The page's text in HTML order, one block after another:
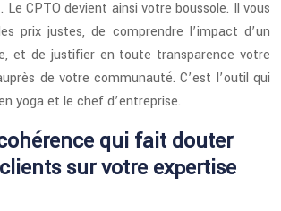
CPTO devient ainsi votre boussole. Il vous
prix justes, de comprendre l’impact d’un
et de justifier en toute transparence votre
de votre communauté. C’est l’outil qui
yoga et le chef d’entreprise.
qui fait douter
sur votre expertise